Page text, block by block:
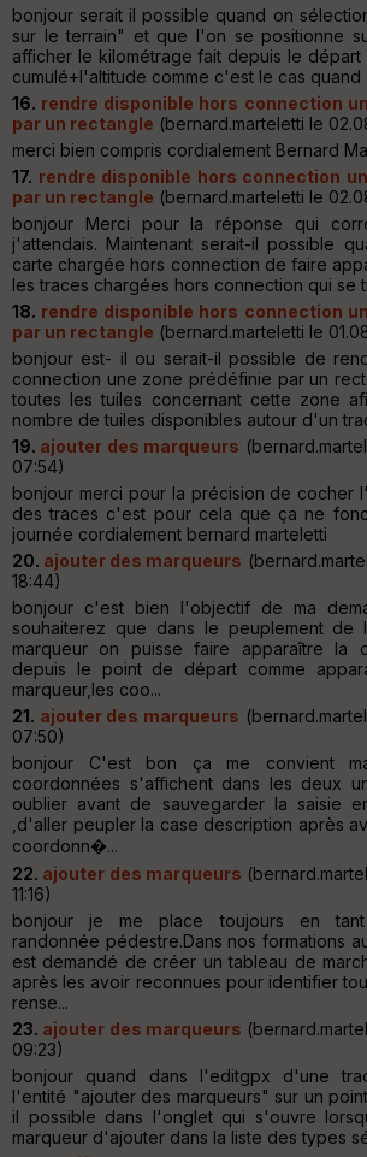
bonjour serait il possible quand on
sur le terrain" et que l'on se positionne
afficher le kilométrage fait depuis le
cumulé+l'altitude comme c'est le cas quand
16. rendre disponible hors connection
par un rectangle (bernard.marteletti le
merci bien compris cordialement Bernard
17. rendre disponible hors connection
par un rectangle (bernard.marteletti le
bonjour Merci pour la réponse qui
j'attendais. Maintenant serait-il possible
carte chargée hors connection de faire
les traces chargées hors connection qui se
18. rendre disponible hors connection
par un rectangle (bernard.marteletti le
bonjour est- il ou serait-il possible de
connection une zone prédéfinie par un
toutes les tuiles concernant cette zone
nombre de tuiles disponibles autour d'un
19. ajouter des marqueurs
07:54)
bonjour merci pour la précision de cocher
des traces c'est pour cela que ça ne
journée cordialement bernard marteletti
20. ajouter des marqueurs
18:44)
bonjour c'est bien l'objectif de ma
souhaiterez que dans le peuplement de
marqueur on puisse faire apparaître la
depuis le point de départ comme
marqueur,les coo...
21. ajouter des marqueurs
07:50)
bonjour C'est bon ça me convient
coordonnées s'affichent dans les deux
oublier avant de sauvegarder la saisie
,d'aller peupler la case description après
coordonn�...
22. ajouter des marqueurs
11:16)
bonjour je me place toujours en tant
randonnée pédestre.Dans nos formations
est demandé de créer un tableau de
après les avoir reconnues pour identifier
rense...
23. ajouter des marqueurs
09:23)
bonjour quand dans l'editgpx d'une
l'entité "ajouter des marqueurs" sur un
il possible dans l'onglet qui s'ouvre
marqueur d'ajouter dans la liste des types